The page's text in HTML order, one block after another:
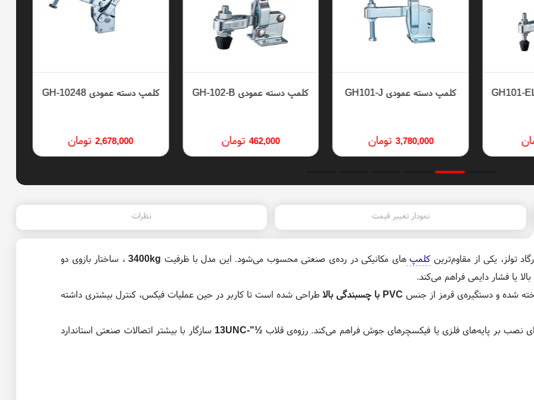
کلمپ دسته عمودی GH101-J
3,780,000تومان
کلمپ دسته عمودی GH-102-B
462,000تومان
کلمپ دسته عمودی GH-10248
2,678,000تومان
نمودار تغییر قیمت نظرات
کلمپهای مکانیکی در رده‌ی صنعتی محسوب می‌شود. این مدل با ظرفیت 3400kg ، ساختار بازوی دو
یا فشار دایمی فراهم می‌کند.
شده و دستگیره‌ی قرمز از جنس PVC با چسبندگی بالا
طراحی شده است تا کاربر در حین عملیات فیکس، کنترل بیشتری داشته
نصب بر پایه‌های فلزی یا فیکسچرهای جوش فراهم می‌کند. رزوه‌ی قلاب ½"-13UNC
سازگار با بیشتر اتصالات صنعتی استاندارد